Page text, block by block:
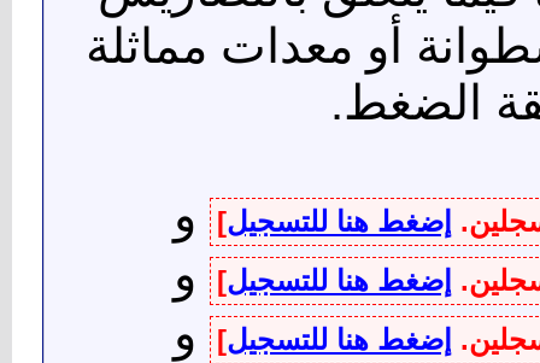
أو معدات مماثلة
الضغط.
إضغط هنا للتسجيل] و
إضغط هنا للتسجيل] و
إضغط هنا للتسجيل] و